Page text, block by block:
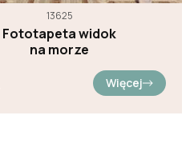
13625
Fototapeta widok
na morze
Więcej